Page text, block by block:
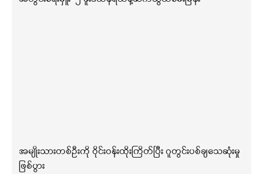
အမျိုးသားတစ်ဦးကို ဝိုင်းဝန်းထိုးကြိတ်ပြီး ဂူတွင်းပစ်ချသေဆုံးမှု
ဖြစ်ပွား